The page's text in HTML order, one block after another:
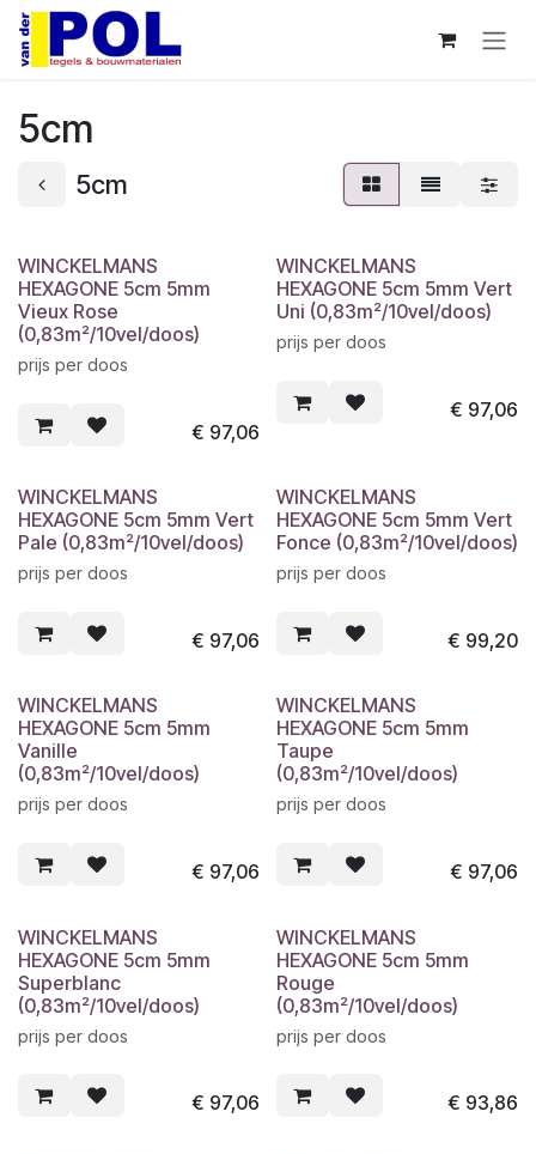
Overslaan naar inhoud
5cm
5cm
WINCKELMANS
HEXAGONE 5cm 5mm
Vieux Rose
(0,83m²/10vel/doos)
prijs per doos
€ 97,06
WINCKELMANS
HEXAGONE 5cm 5mm Vert
Uni (0,83m²/10vel/doos)
prijs per doos
€ 97,06
WINCKELMANS
HEXAGONE 5cm 5mm Vert
Pale (0,83m²/10vel/doos)
prijs per doos
€ 97,06
WINCKELMANS
HEXAGONE 5cm 5mm Vert
Fonce (0,83m²/10vel/doos)
prijs per doos
€ 99,20
WINCKELMANS
HEXAGONE 5cm 5mm
Vanille
(0,83m²/10vel/doos)
prijs per doos
€ 97,06
WINCKELMANS
HEXAGONE 5cm 5mm
Taupe
(0,83m²/10vel/doos)
prijs per doos
€ 97,06
WINCKELMANS
HEXAGONE 5cm 5mm
Superblanc
(0,83m²/10vel/doos)
prijs per doos
€ 97,06
WINCKELMANS
HEXAGONE 5cm 5mm
Rouge
(0,83m²/10vel/doos)
prijs per doos
€ 93,86